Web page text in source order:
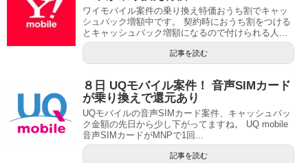
ワイモバイル案件の乗り換え特価おうち割でキャッ
シュバック増額中です。 契約時におうち割をつける
とキャッシュバック増額になるので付けられる人...
記事を読む
８日 UQモバイル案件！ 音声SIMカード
が乗り換えで還元あり
UQモバイルの音声SIMカード案件、キャッシュバッ
ク金額の先日から少し下がってますね。 UQ mobile
音声SIMカードがMNPで1回...
記事を読む